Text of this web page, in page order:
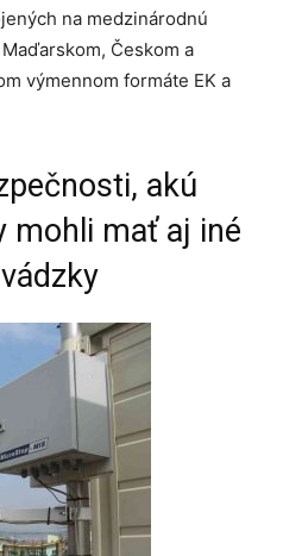
na medzinárodnú
Českom a
výmennom formáte EK a
akú
mohli mať aj iné